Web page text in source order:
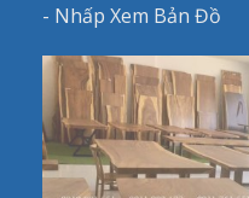
- Nhấp Xem Bản Đồ